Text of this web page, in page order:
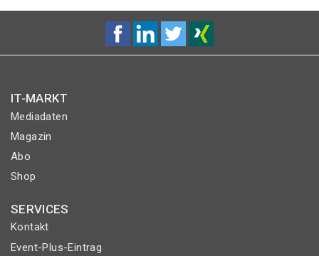
IT-MARKT
Mediadaten
Magazin
Abo
Shop
SERVICES
Kontakt
Event-Plus-Eintrag